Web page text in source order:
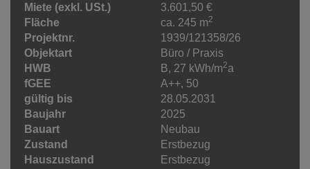
Miete (exkl. USt.)
3.601,50 €
Fläche
ca. 245 m2
Projektnr.
1939/121358/26
Objektart
Büro / Praxis
HWB
B, 27 kWh/m2a
fGEE
A++, 50
gültig bis
28.05.2031
Baujahr
2025
Bauart
Neubau
Zustand
Erstbezug
Hauszustand
Erstbezug